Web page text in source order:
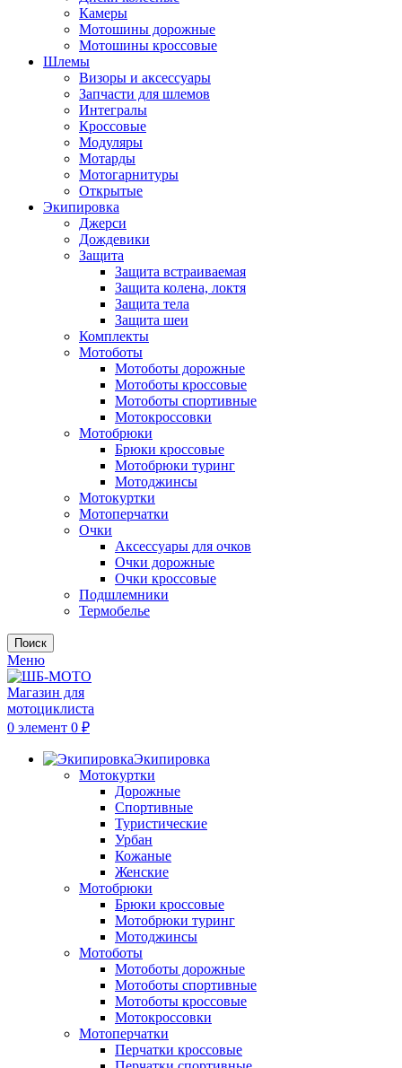
Камеры
Мотошины дорожные
Мотошины кроссовые
Шлемы
Визоры и аксессуары
Запчасти для шлемов
Интегралы
Кроссовые
Модуляры
Мотарды
Мотогарнитуры
Открытые
Экипировка
Джерси
Дождевики
Защита
Защита встраиваемая
Защита колена, локтя
Защита тела
Защита шеи
Комплекты
Мотоботы
Мотоботы дорожные
Мотоботы кроссовые
Мотоботы спортивные
Мотокроссовки
Мотобрюки
Брюки кроссовые
Мотобрюки туринг
Мотоджинсы
Мотокуртки
Мотоперчатки
Очки
Аксессуары для очков
Очки дорожные
Очки кроссовые
Подшлемники
Термобелье
Поиск
Меню
0 элемент 0 ₽
Экипировка
Мотокуртки
Дорожные
Спортивные
Туристические
Урбан
Кожаные
Женские
Мотобрюки
Брюки кроссовые
Мотобрюки туринг
Мотоджинсы
Мотоботы
Мотоботы дорожные
Мотоботы спортивные
Мотоботы кроссовые
Мотокроссовки
Мотоперчатки
Перчатки кроссовые